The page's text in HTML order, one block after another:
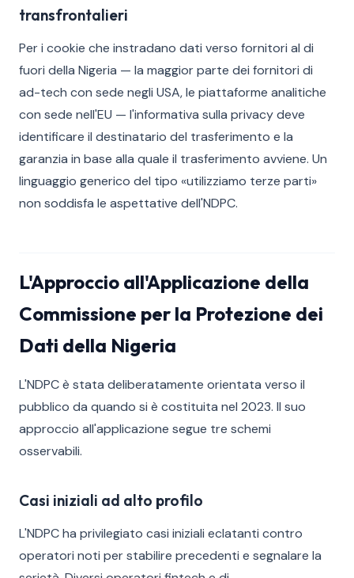
transfrontalieri
Per i cookie che instradano dati verso fornitori al di
fuori della Nigeria — la maggior parte dei fornitori di
ad-tech con sede negli USA, le piattaforme analitiche
con sede nell'EU — l'informativa sulla privacy deve
identificare il destinatario del trasferimento e la
garanzia in base alla quale il trasferimento avviene. Un
linguaggio generico del tipo «utilizziamo terze parti»
non soddisfa le aspettative dell'NDPC.
L'Approccio all'Applicazione della
Commissione per la Protezione dei
Dati della Nigeria
L'NDPC è stata deliberatamente orientata verso il
pubblico da quando si è costituita nel 2023. Il suo
approccio all'applicazione segue tre schemi
osservabili.
Casi iniziali ad alto profilo
L'NDPC ha privilegiato casi iniziali eclatanti contro
operatori noti per stabilire precedenti e segnalare la